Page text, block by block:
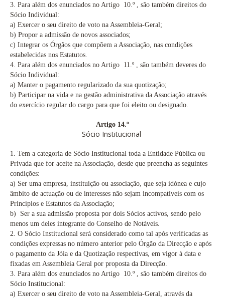
3. Para além dos enunciados no Artigo 10.º
, são também direitos do
Sócio Individual:
a) Exercer o seu direito de voto na Assembleia-Geral;
b) Propor a admissão de novos associados;
c) Integrar os Órgãos que compõem a Associação, nas condições
estabelecidas nos Estatutos.
4. Para além dos enunciados no Artigo 11.º
, são também deveres do
Sócio Individual:
a) Manter o pagamento regularizado da sua quotização;
b) Participar na vida e na gestão administrativa da Associação através
do exercício regular do cargo para que foi eleito ou designado.
Artigo 14.º
Sócio Institucional
1.
Tem a categoria de Sócio Institucional toda a Entidade Pública ou
Privada que for aceite na Associação, desde que preencha as seguintes
condições:
a) Ser uma empresa, instituição ou associação, que seja idónea e cujo
âmbito de actuação ou de interesses não sejam incompatíveis com os
Princípios e Estatutos da Associação;
b)
Ser a sua admissão proposta por dois Sócios activos, sendo pelo
menos um deles integrante do Conselho de Notáveis.
2. O Sócio Institucional será considerado como tal após verificadas as
condições expressas no número anterior pelo Órgão da Direcção e após
o pagamento da Jóia e da Quotização respectivas, em vigor à data e
fixadas em Assembleia Geral por proposta da Direcção.
3. Para além dos enunciados no Artigo 10.º
, são também direitos do
Sócio Institucional:
a) Exercer o seu direito de voto na Assembleia-Geral, através da